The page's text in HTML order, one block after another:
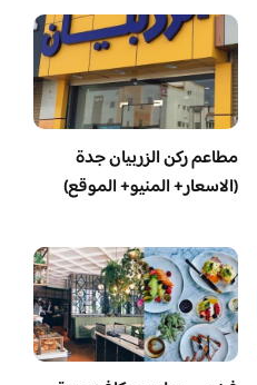
مطاعم ركن الزربيان جدة
(الاسعار+ المنيو+ الموقع)